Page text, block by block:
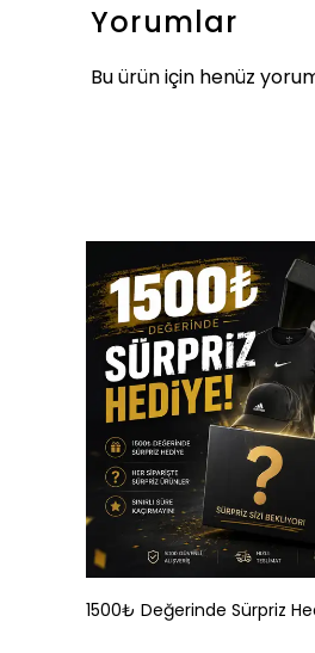
Yorumlar
Bu ürün için henüz
1500₺ Değerinde Sürpriz